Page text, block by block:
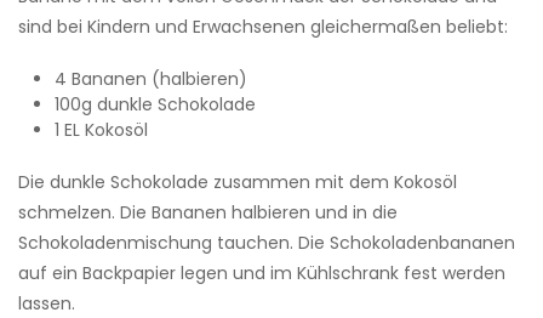
sind bei Kindern und Erwachsenen gleichermaßen beliebt:
4 Bananen (halbieren)
100g dunkle Schokolade
1 EL Kokosöl
Die dunkle Schokolade zusammen mit dem Kokosöl
schmelzen. Die Bananen halbieren und in die
Schokoladenmischung tauchen. Die Schokoladenbananen
auf ein Backpapier legen und im Kühlschrank fest werden
lassen.